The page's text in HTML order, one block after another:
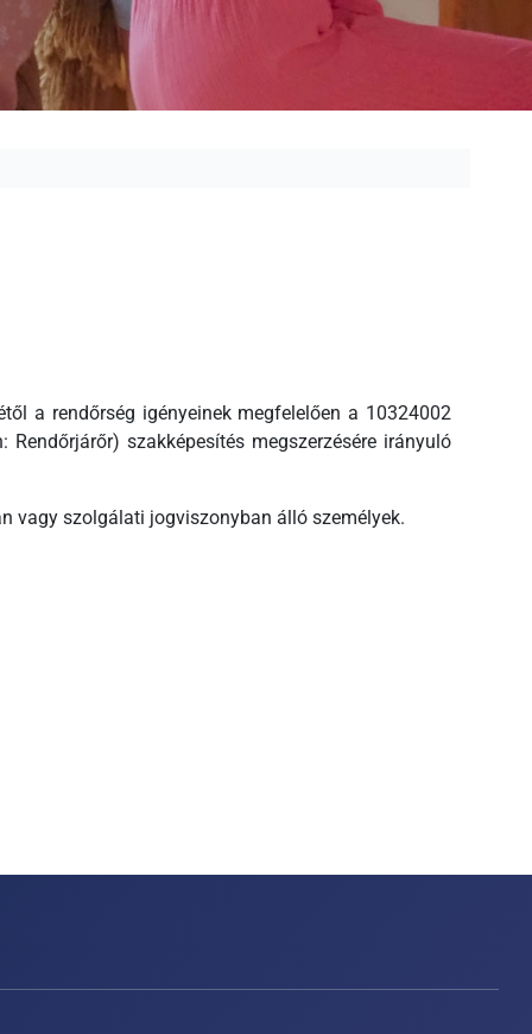
a rendőrség igényeinek megfelelően a 10324002
szakképesítés megszerzésére irányuló
vagy szolgálati jogviszonyban álló személyek.